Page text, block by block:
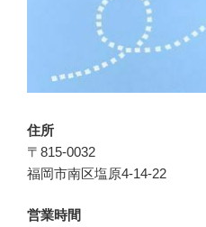
住所
〒815-0032
福岡市南区塩原4-14-22
営業時間